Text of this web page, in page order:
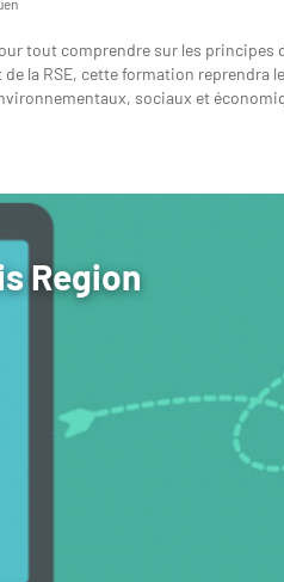
tout comprendre sur les principes
de la RSE, cette formation reprendra
sociaux et
Region